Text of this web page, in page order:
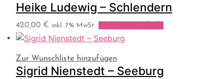
Heike Ludewig – Schlendern
420,00 € inkl. 7% MwSt.
Zur Wunschliste hinzufügen
Sigrid Nienstedt – Seeburg